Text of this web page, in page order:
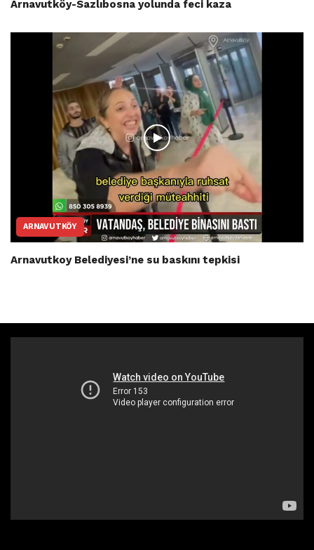
Arnavutköy-Sazlıbosna yolunda feci kaza
ARNAVUTKÖY
Arnavutkoy Belediyesi’ne su baskını tepkisi